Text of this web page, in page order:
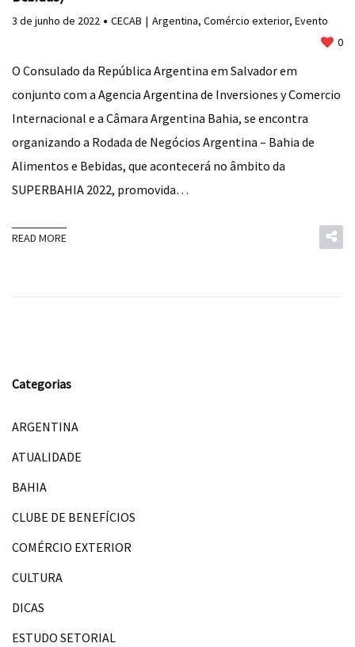
3 de junho de 2022 CECAB Argentina, Comércio exterior, Evento
0
O Consulado da República Argentina em Salvador em
conjunto com a Agencia Argentina de Inversiones y Comercio
Internacional e a Câmara Argentina Bahia, se encontra
organizando a Rodada de Negócios Argentina – Bahia de
Alimentos e Bebidas, que acontecerá no âmbito da
SUPERBAHIA 2022, promovida…
READ MORE
Categorias
ARGENTINA
ATUALIDADE
BAHIA
CLUBE DE BENEFÍCIOS
COMÉRCIO EXTERIOR
CULTURA
DICAS
ESTUDO SETORIAL